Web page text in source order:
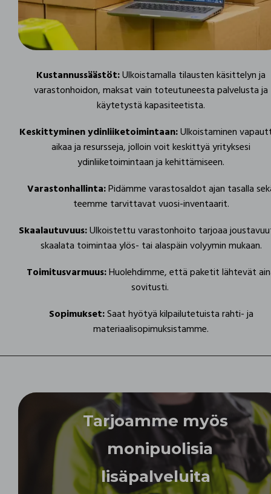
Kustannussäästöt:Ulkoistamalla tilausten käsittelyn ja
varastonhoidon, maksat vain toteutuneesta palvelusta ja
käytetystä kapasiteetista.
Keskittyminen ydinliiketoimintaan:Ulkoistaminen
aikaa ja resursseja, jolloin voit keskittyä yrityksesi
ydinliiketoimintaan ja kehittämiseen.
Varastonhallinta:Pidämme varastosaldot ajan tasalla
teemme tarvittavat vuosi-inventaarit.
Skaalautuvuus:Ulkoistettu varastonhoito tarjoaa
skaalata toimintaa ylös- tai alaspäin volyymin mukaan.
Toimitusvarmuus:Huolehdimme, että paketit lähtevät
sovitusti.
Sopimukset:Saat hyötyä kilpailutetuista rahti- ja
materiaalisopimuksistamme.
Tarjoamme myös
monipuolisia
lisäpalveluita